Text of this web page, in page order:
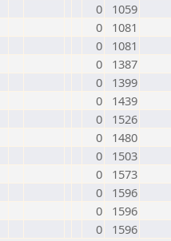
0
1059
0
1081
0
1081
0
1387
0
1399
0
1439
0
1526
0
1480
0
1503
0
1573
0
1596
0
1596
0 1596